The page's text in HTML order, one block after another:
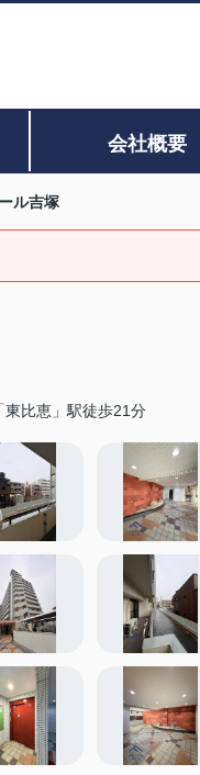
会社概要
ル吉塚
東比恵」駅徒歩21分